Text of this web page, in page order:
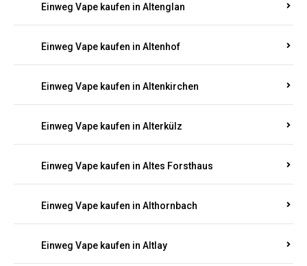
Einweg Vape kaufen in Altenglan
Einweg Vape kaufen in Altenhof
Einweg Vape kaufen in Altenkirchen
Einweg Vape kaufen in Alterkülz
Einweg Vape kaufen in Altes Forsthaus
Einweg Vape kaufen in Althornbach
Einweg Vape kaufen in Altlay